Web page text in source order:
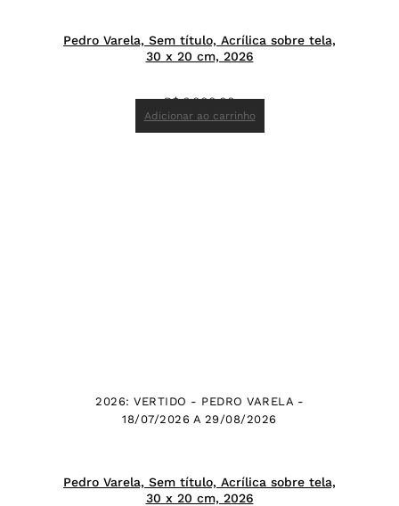
Pedro Varela, Sem título, Acrílica sobre tela,
30 x 20 cm, 2026
R$6.000,00
Adicionar ao carrinho
2026: VERTIDO - PEDRO VARELA -
18/07/2026 A 29/08/2026
Pedro Varela, Sem título, Acrílica sobre tela,
30 x 20 cm, 2026